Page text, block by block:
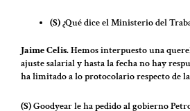
(S)¿Qué dice el Ministerio del
Jaime Celis.Hemos interpuesto una
ajuste salarial y hasta la fecha no hay
ha limitado a lo protocolario respecto de
(S)Goodyear le ha pedido al gobierno